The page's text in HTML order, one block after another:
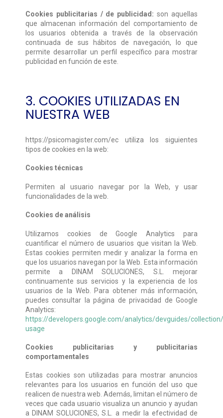
Cookies publicitarias / de publicidad: son aquellas
que almacenan información del comportamiento de
los usuarios obtenida a través de la observación
continuada de sus hábitos de navegación, lo que
permite desarrollar un perfil específico para mostrar
publicidad en función de este.
3. COOKIES UTILIZADAS EN
NUESTRA WEB
https://psicomagister.com/ec utiliza los siguientes
tipos de cookies en la web:
Cookies técnicas
Permiten al usuario navegar por la Web, y usar
funcionalidades de la web.
Cookies de análisis
Utilizamos cookies de Google Analytics para
cuantificar el número de usuarios que visitan la Web.
Estas cookies permiten medir y analizar la forma en
que los usuarios navegan por la Web. Esta información
permite a DINAM SOLUCIONES, S.L. mejorar
continuamente sus servicios y la experiencia de los
usuarios de la Web. Para obtener más información,
puedes consultar la página de privacidad de Google
Analytics:
https://developers.google.com/analytics/devguides/
usage
Cookies publicitarias y publicitarias
comportamentales
Estas cookies son utilizadas para mostrar anuncios
relevantes para los usuarios en función del uso que
realicen de nuestra web. Además, limitan el número de
veces que cada usuario visualiza un anuncio y ayudan
a DINAM SOLUCIONES, S.L. a medir la efectividad de